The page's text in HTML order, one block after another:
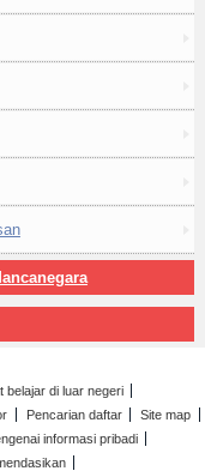
belajar di luar negeri
Pencarian daftar
Site map
informasi pribadi